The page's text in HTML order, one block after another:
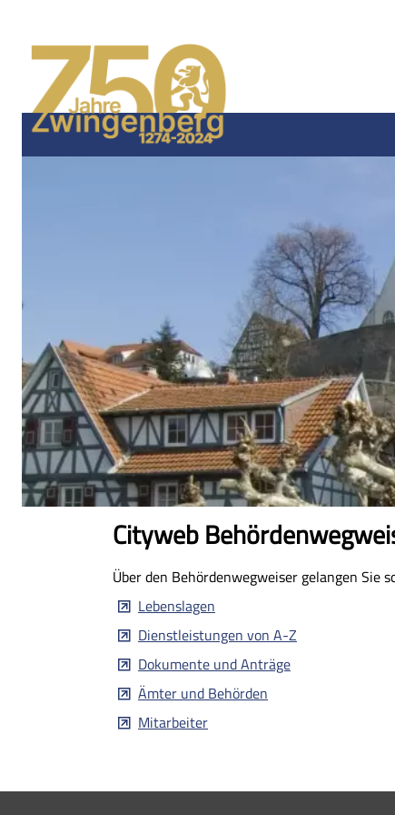
Cityweb
Über den Behördenwegweiser gelangen
Lebenslagen
Dienstleistungen von A-Z
Dokumente und Anträge
Ämter und Behörden
Mitarbeiter